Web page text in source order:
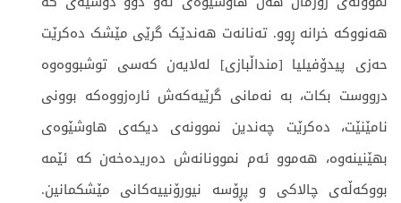
هەنووکە خرانە ڕوو. تەنانەت هەندێک گرێی مێشک دەکرێت
حەزی پیدۆفیلیا [منداڵبازی] لەلایەن کەسی توشبووەوە
درووست بکات، بە نەمانی گرێیەکەش ئارەزووەکە بوونی
نامێنێت، دەکرێت چەندین نموونەی دیکەی هاوشێوەی
بهێنینەوە، هەموو ئەم نموونانەش دەریدەخەن کە ئێمە
بووکەڵەی چالاکی و پڕۆسە نیورۆنییەکانی مێشکمانین.